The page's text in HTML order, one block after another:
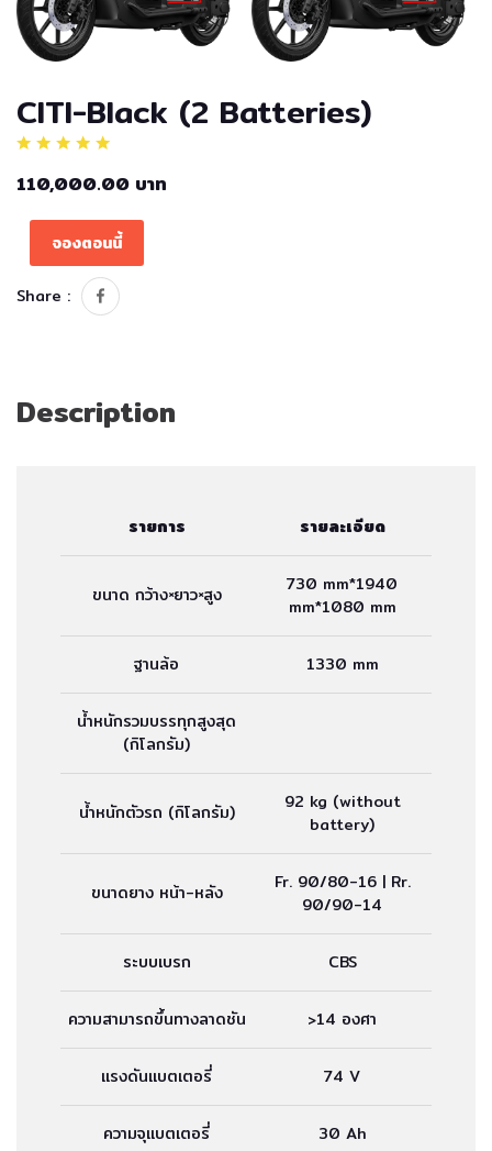
CITI-Black (2 Batteries)
110,000.00 บาท
จองตอนนี้
Share :
Description
รายการ รายละเอียด
ขนาด กว้าง×ยาว×สูง
730 mm*1940
mm*1080 mm
ฐานล้อ 1330 mm
น้ำหนักรวมบรรทุกสูงสุด
(กิโลกรัม)
น้ำหนักตัวรถ (กิโลกรัม)
92 kg (without
battery)
ขนาดยาง หน้า-หลัง
Fr. 90/80-16 | Rr.
90/90-14
ระบบเบรก CBS
ความสามารถขึ้นทางลาดชัน >14 องศา
แรงดันแบตเตอรี่ 74 V
ความจุแบตเตอรี่ 30 Ah